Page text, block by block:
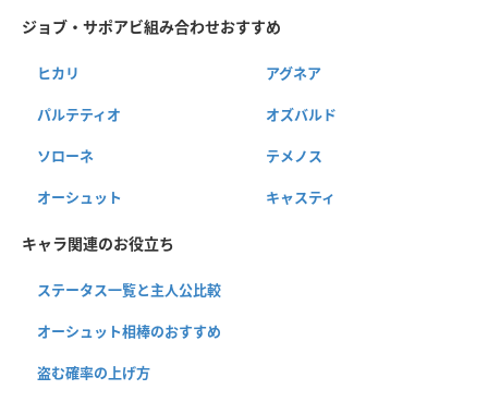
ジョブ・サポアビ組み合わせおすすめ
ヒカリ アグネア
パルテティオ オズバルド
ソローネ テメノス
オーシュット キャスティ
キャラ関連のお役立ち
ステータス一覧と主人公比較
オーシュット相棒のおすすめ
盗む確率の上げ方